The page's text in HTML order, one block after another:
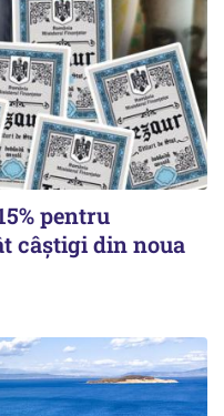
pentru
câștigi din noua